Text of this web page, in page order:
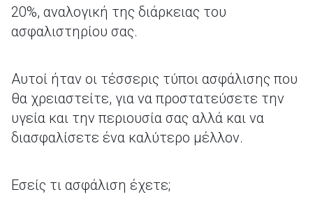
20%, αναλογική της διάρκειας του
ασφαλιστηρίου σας.
Αυτοί ήταν οι τέσσερις τύποι ασφάλισης που
θα χρειαστείτε, για να προστατεύσετε την
υγεία και την περιουσία σας αλλά και να
διασφαλίσετε ένα καλύτερο μέλλον.
Εσείς τι ασφάλιση έχετε;